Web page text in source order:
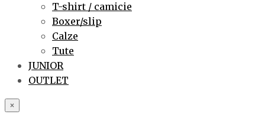
T-shirt / camicie
Boxer/slip
Calze
Tute
JUNIOR
OUTLET
×